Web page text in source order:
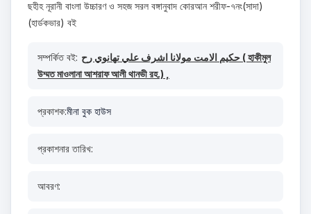
ছহীহ নূরানী বাংলা উচ্চারণ ও সহজ সরল বঙ্গানুবাদ কোরআন শরীফ-৭নং(সাদা)
(হার্ডকভার) বই
সম্পর্কিত বই: حكيم الامت مولانا اشرف علي تهانوي رح ( হাকীমুল
উম্মত মাওলানা আশরাফ আলী থানভী রহ.) ,
প্রকাশক:মীনা বুক হাউস
প্রকাশনার তারিখ:
আবরণ: